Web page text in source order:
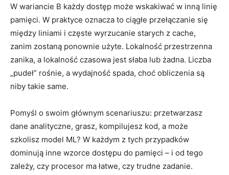
W wariancie B każdy dostęp może wskakiwać w inną linię
pamięci. W praktyce oznacza to ciągłe przełączanie się
między liniami i częste wyrzucanie starych z cache,
zanim zostaną ponownie użyte. Lokalność przestrzenna
zanika, a lokalność czasowa jest słaba lub żadna. Liczba
„pudeł” rośnie, a wydajność spada, choć obliczenia są
niby takie same.
Pomyśl o swoim głównym scenariuszu: przetwarzasz
dane analityczne, grasz, kompilujesz kod, a może
szkolisz model ML? W każdym z tych przypadków
dominują inne wzorce dostępu do pamięci – i od tego
zależy, czy procesor ma łatwe, czy trudne zadanie.